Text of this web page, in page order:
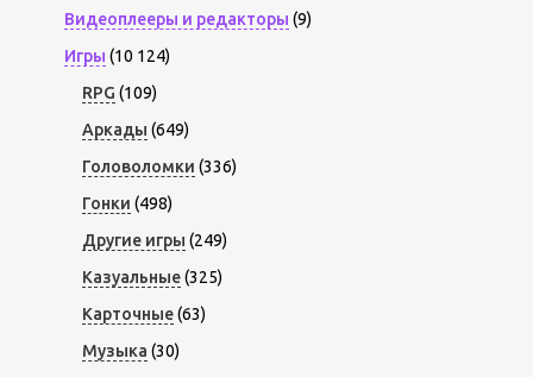
Видеоплееры и редакторы (9)
Игры (10 124)
RPG (109)
Аркады (649)
Головоломки (336)
Гонки (498)
Другие игры (249)
Казуальные(325)
Карточные(63)
Музыка (30)